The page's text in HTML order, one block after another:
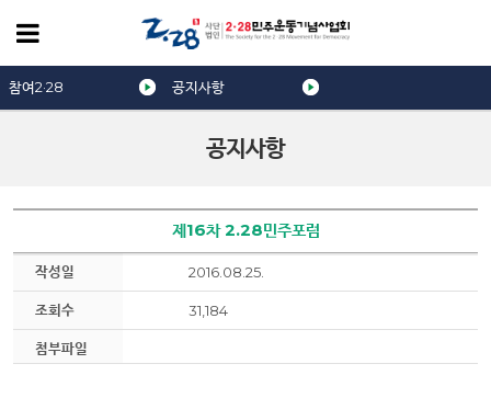
공지사항
참여2·28 공지사항
제16차 2.28민주포럼
작성일 2016.08.25.
조회수 31,184
첨부파일